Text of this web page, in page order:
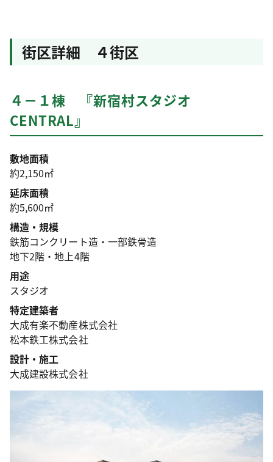
街区詳細 ４街区
４－１棟 『新宿村スタジオ
CENTRAL』
敷地面積
約2,150㎡
延床面積
約5,600㎡
構造・規模
鉄筋コンクリート造・一部鉄骨造
地下2階・地上4階
用途
スタジオ
特定建築者
大成有楽不動産株式会社
松本鉄工株式会社
設計・施工
大成建設株式会社